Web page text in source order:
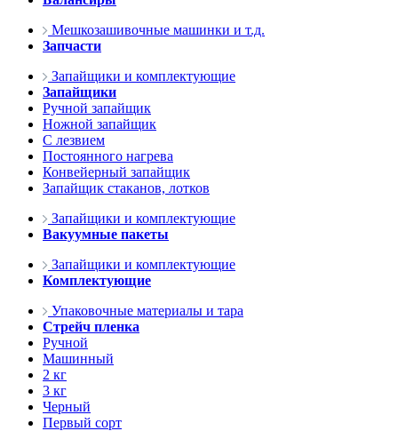
Мешкозашивочные машинки и т.д.
Запчасти
Запайщики и комплектующие
Запайщики
Ручной запайщик
Ножной запайщик
С лезвием
Постоянного нагрева
Конвейерный запайщик
Запайщик стаканов, лотков
Запайщики и комплектующие
Вакуумные пакеты
Запайщики и комплектующие
Комплектующие
Упаковочные материалы и тара
Стрейч пленка
Ручной
Машинный
2 кг
3 кг
Черный
Первый сорт